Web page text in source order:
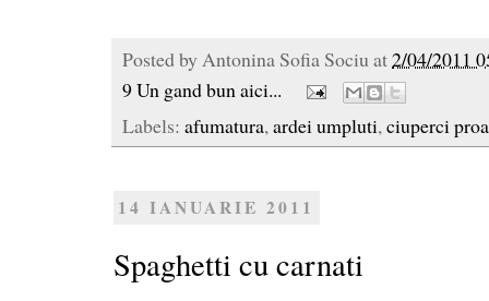
Posted by Antonina Sofia Sociu at2/04/2011
9 Un gand bun aici...
Labels: afumatura, ardei umpluti, ciuperci
14 IANUARIE 2011
Spaghetti cu carnati